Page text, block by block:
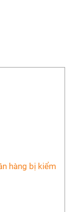
hàng bị kiểm